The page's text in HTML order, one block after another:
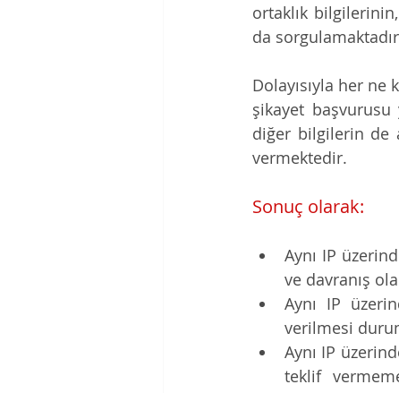
ortaklık
da
Dolayısıyla her
şikayet
diğer bilgilerin de
vermektedir.
Sonuç olarak:
Aynı IP
ve davranış
Aynı IP
verilmesi
Aynı IP
teklif